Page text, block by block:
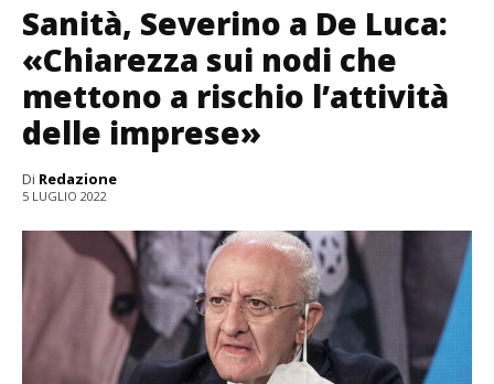
Sanità, Severino a De Luca:
«Chiarezza sui nodi che
mettono a rischio l’attività
delle imprese»
Di Redazione
5 LUGLIO 2022